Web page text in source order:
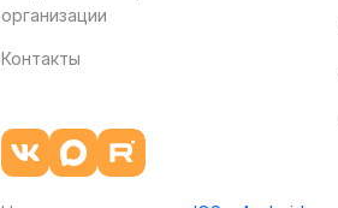
организации
Контакты